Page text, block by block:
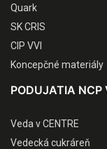
Quark
SK CRIS
CIP VVI
Koncepčné materiály
PODUJATIA NCP
Veda v CENTRE
Vedecká cukráreň